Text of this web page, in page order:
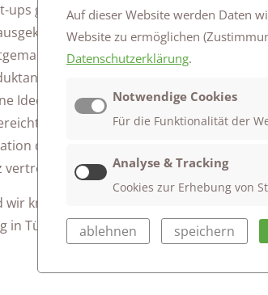
ups genähert und an einem Wettbewerb
sind tolle Filme, wovon 3
Rapp zum Thema Frauen in
von „Share" und
Idee für ein Social Start-Up namens
3 Filme unserer Schülergruppen
der beiden Klassen durfte die
wir knapp am F+X Award vorbei
in Tübingen.
Auf dieser Website werden Daten
Website zu ermöglichen
Datenschutzerklärung.
Notwendige Cookies
Für die Funktionalität der
Analyse & Tracking
Cookies zur Erhebung von
ablehnen speichern